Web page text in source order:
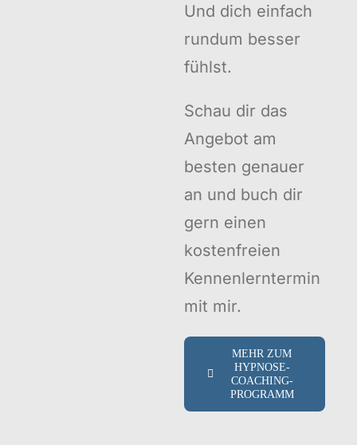
Und dich einfach
rundum besser
fühlst.
Schau dir das
Angebot am
besten genauer
an und buch dir
gern einen
kostenfreien
Kennenlerntermin
mit mir.
MEHR ZUM
HYPNOSE-
COACHING-
PROGRAMM